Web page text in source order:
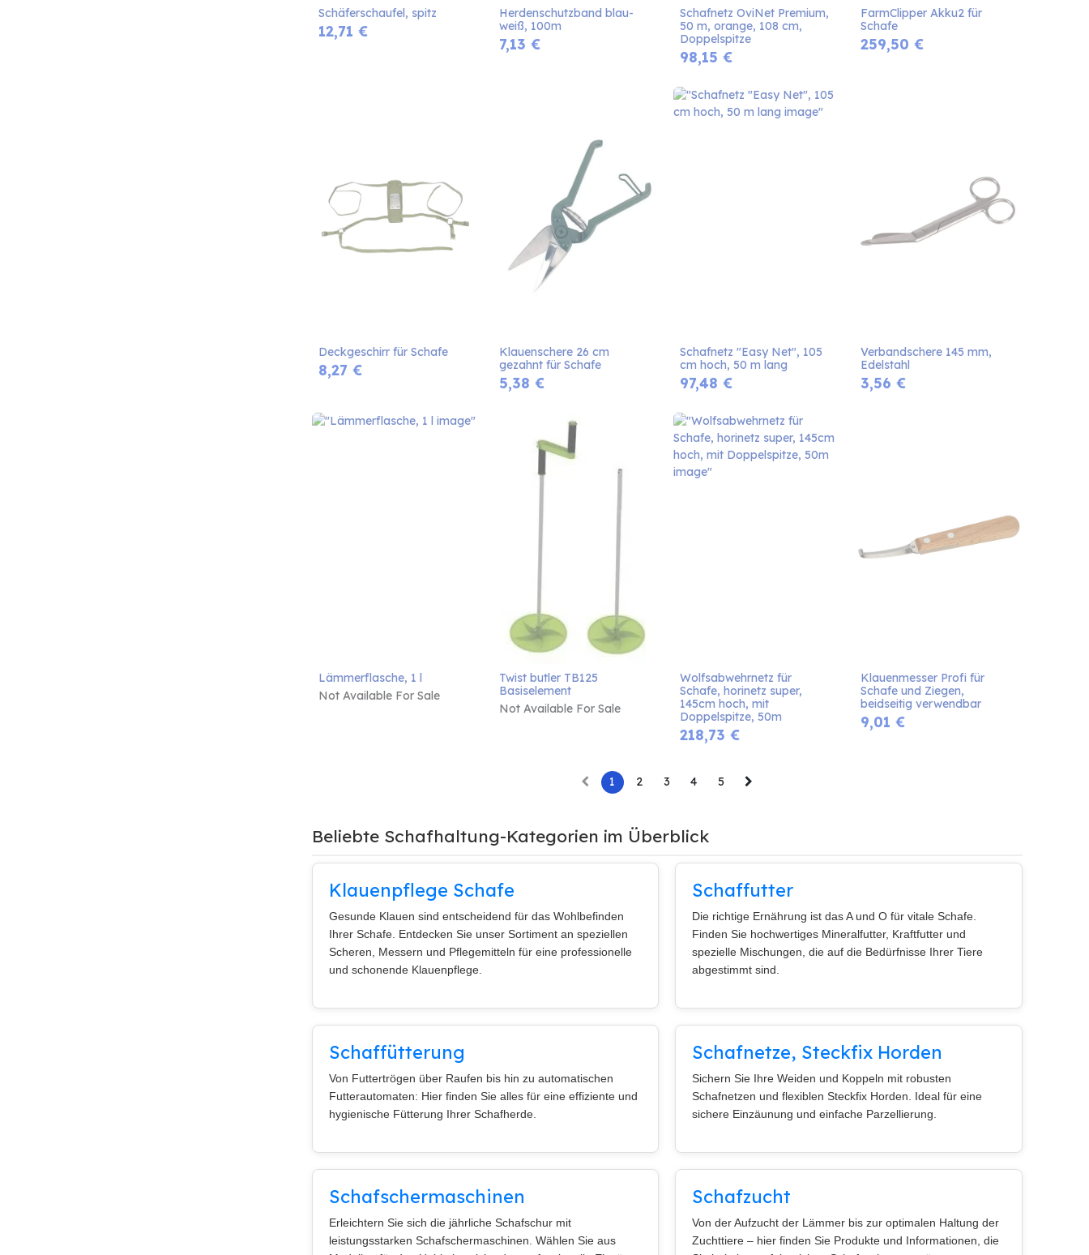
Schäferschaufel, spitz
12,71 €
Herdenschutzband blau-
weiß, 100m
7,13 €
Schafnetz OviNet Premium,
50 m, orange, 108 cm,
Doppelspitze
98,15 €
FarmClipper Akku2 für
Schafe
259,50 €
Deckgeschirr für Schafe
8,27 €
Klauenschere 26 cm
gezahnt für Schafe
5,38 €
Schafnetz "Easy Net", 105
cm hoch, 50 m lang
97,48 €
Verbandschere 145 mm,
Edelstahl
3,56 €
Lämmerflasche, 1 l
Not Available For Sale
Twist butler TB125
Basiselement
Not Available For Sale
Wolfsabwehrnetz für
Schafe, horinetz super,
145cm hoch, mit
Doppelspitze, 50m
218,73 €
Klauenmesser Profi für
Schafe und Ziegen,
beidseitig verwendbar
9,01 €
1 2 3 4 5
Beliebte Schafhaltung-Kategorien im Überblick
Klauenpflege Schafe
Gesunde Klauen sind entscheidend für das Wohlbefinden
Ihrer Schafe. Entdecken Sie unser Sortiment an speziellen
Scheren, Messern und Pflegemitteln für eine professionelle
und schonende Klauenpflege.
Schaffutter
Die richtige Ernährung ist das A und O für vitale Schafe.
Finden Sie hochwertiges Mineralfutter, Kraftfutter und
spezielle Mischungen, die auf die Bedürfnisse Ihrer Tiere
abgestimmt sind.
Schaffütterung
Von Futtertrögen über Raufen bis hin zu automatischen
Futterautomaten: Hier finden Sie alles für eine effiziente und
hygienische Fütterung Ihrer Schafherde.
Schafnetze, Steckfix Horden
Sichern Sie Ihre Weiden und Koppeln mit robusten
Schafnetzen und flexiblen Steckfix Horden. Ideal für eine
sichere Einzäunung und einfache Parzellierung.
Schafschermaschinen
Erleichtern Sie sich die jährliche Schafschur mit
leistungsstarken Schafschermaschinen. Wählen Sie aus
Schafzucht
Von der Aufzucht der Lämmer bis zur optimalen Haltung der
Zuchttiere – hier finden Sie Produkte und Informationen, die